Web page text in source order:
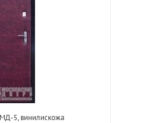
5, винилискожа